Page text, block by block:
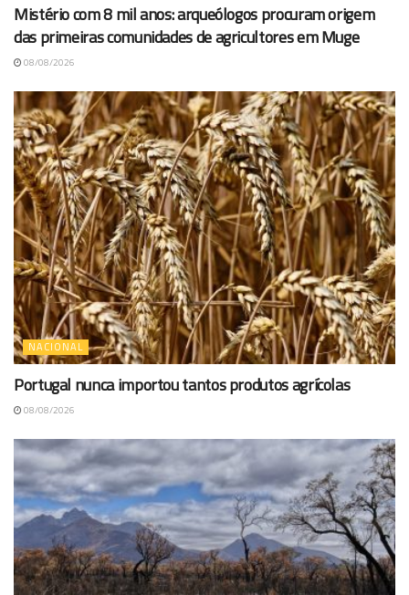
Mistério com 8 mil anos: arqueólogos procuram origem
das primeiras comunidades de agricultores em Muge
08/08/2026
NACIONAL
Portugal nunca importou tantos produtos agrícolas
08/08/2026